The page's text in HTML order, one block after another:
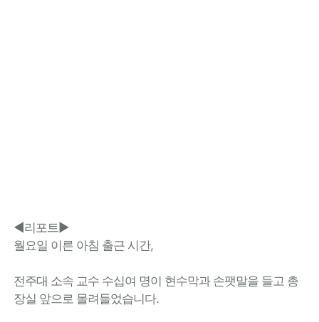
◀리포트▶
월요일 이른 아침 출근 시간,
전주대 소속 교수 수십여 명이 현수막과 손팻말을 들고 총
장실 앞으로 몰려들었습니다.